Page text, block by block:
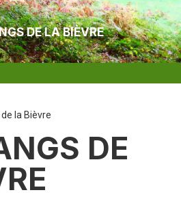
DE LA BIÈVRE
la Bièvre
DE